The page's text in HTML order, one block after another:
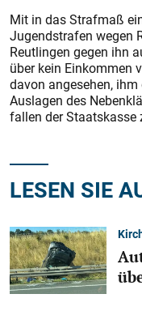
Mit in das Strafmaß
Jugendstrafen wegen
Reutlingen gegen ihn
über kein Einkommen
davon angesehen,
Auslagen des
fallen der Staatskasse
LESEN SIE